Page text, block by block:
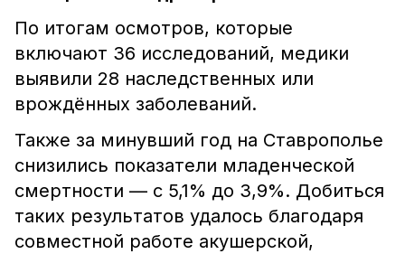
По итогам осмотров, которые
включают 36 исследований, медики
выявили 28 наследственных или
врождённых заболеваний.
Также за минувший год на Ставрополье
снизились показатели младенческой
смертности — с 5,1% до 3,9%. Добиться
таких результатов удалось благодаря
совместной работе акушерской,